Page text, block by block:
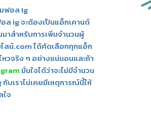
ฟอล Ig
ล ig จะต้องเป็นแอ็กเคานต์
าสำหรับการเพิ่มจำนวนผู้
ลน์.com ได้คัดเลือกทุกแอ็ก
วจริง ๆ อย่างแน่นอนและถ้า
มั่นใจได้ว่าจะไม่มีจำนวน
เราไม่เคยมีเหตุการณ์นี้ให้
ใจ